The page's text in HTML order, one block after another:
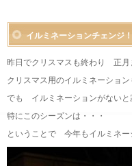
イルミネーションチェンジ！
昨日でクリスマスも終わり 正月
クリスマス用のイルミネーション
でも イルミネーションがないと
特にこのシーズンは・・・
ということで 今年もイルミネ